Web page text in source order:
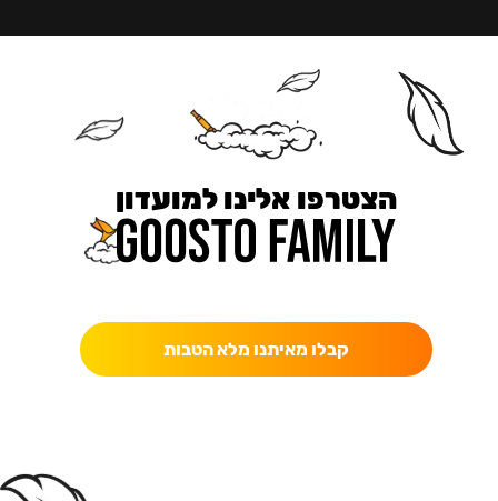
הצטרפו אלינו למועדון
קבלו מאיתנו מלא הטבות